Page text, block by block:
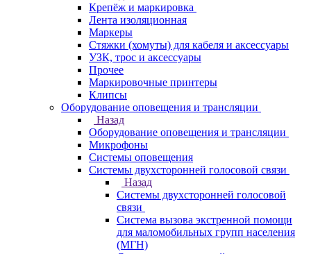
Крепёж и маркировка
Лента изоляционная
Маркеры
Стяжки (хомуты) для кабеля и аксессуары
УЗК, трос и аксессуары
Прочее
Маркировочные принтеры
Клипсы
Оборудование оповещения и трансляции
Назад
Оборудование оповещения и трансляции
Микрофоны
Системы оповещения
Системы двухсторонней голосовой связи
Назад
Системы двухсторонней голосовой
связи
Система вызова экстренной помощи
для маломобильных групп населения
(МГН)